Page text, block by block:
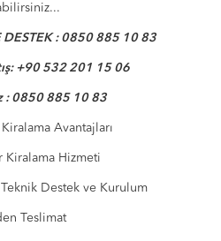
DESTEK : 0850 885 10 83
+90 532 201 15 06
: 0850 885 10 83
Avantajları
Kiralama Hizmeti
Teknik Destek ve Kurulum
Teslimat